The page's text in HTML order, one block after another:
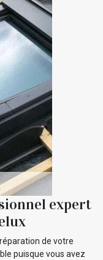
expert
de votre
puisque vous avez